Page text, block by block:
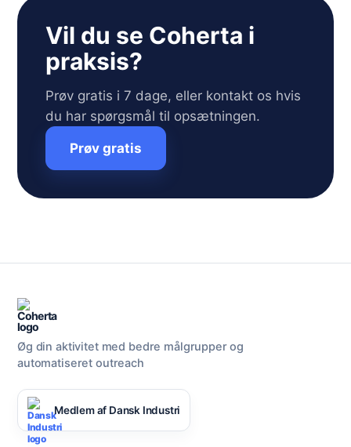
Vil du se Coherta i
praksis?
Prøv gratis i 7 dage, eller kontakt os hvis
du har spørgsmål til opsætningen.
Prøv gratis
Øg din aktivitet med bedre målgrupper og
automatiseret outreach
Medlem af Dansk Industri